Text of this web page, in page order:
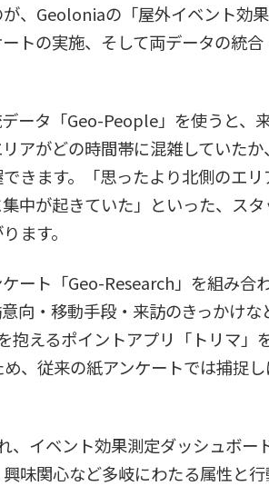
、Geoloniaの「屋外イベント効
トの実施、そして両データの統
ータ「Geo-People」を使うと、
アがどの時間帯に混雑していた
きます。「思ったより北側のエ
中が起きていた」といった、ス
ます。
ート「Geo-Research」を組み合
向・移動手段・来訪のきっかけ
抱えるポイントアプリ「トリマ」
、従来の紙アンケートでは捕捉
、イベント効果測定ダッシュボー
味関心など多岐にわたる属性と